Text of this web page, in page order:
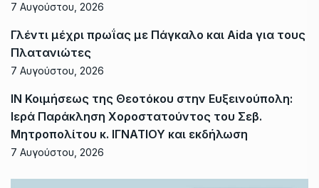
7 Αυγούστου, 2026
Γλέντι μέχρι πρωΐας με Πάγκαλο και Aida για τους
Πλατανιώτες
7 Αυγούστου, 2026
ΙΝ Κοιμήσεως της Θεοτόκου στην Ευξεινούπολη:
Ιερά Παράκληση Χοροστατούντος του Σεβ.
Μητροπολίτου κ. ΙΓΝΑΤΙΟΥ και εκδήλωση
7 Αυγούστου, 2026